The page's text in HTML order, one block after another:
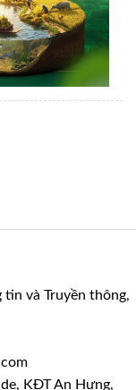
tin và Truyền thông,
KĐT An Hưng,